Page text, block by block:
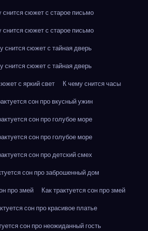
снится сюжет с старое письмо
снится сюжет с старое письмо
снится сюжет с тайная дверь
снится сюжет с тайная дверь
с яркий свет
К чему снится часы
сон про вкусный ужин
сон про голубое море
сон про голубое море
сон про детский смех
сон про заброшенный дом
про змей
Как трактуется сон про змей
сон про красивое платье
сон про неожиданный гость